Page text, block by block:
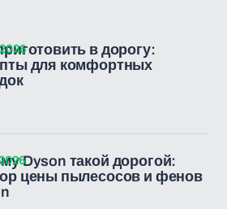
в дорогу:
для комфортных
Dyson такой дорогой:
цены пылесосов и фенов